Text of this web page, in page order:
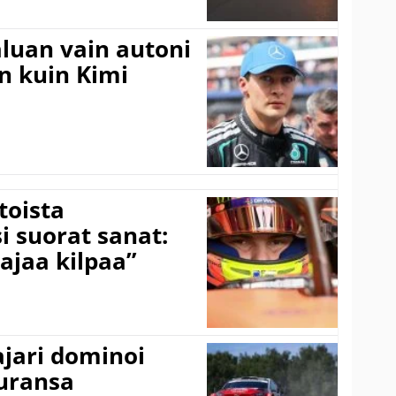
vain autoni
kuin Kimi
suorat sanat:
kilpaa”
dominoi